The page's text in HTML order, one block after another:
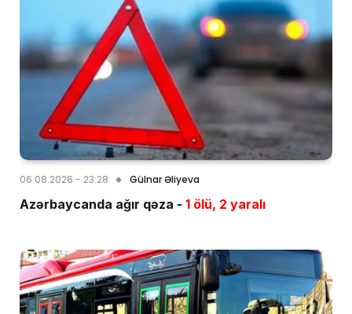
06.08.2026 - 23:28 Gülnar Əliyeva
Azərbaycanda ağır qəza - 1 ölü, 2 yaralı